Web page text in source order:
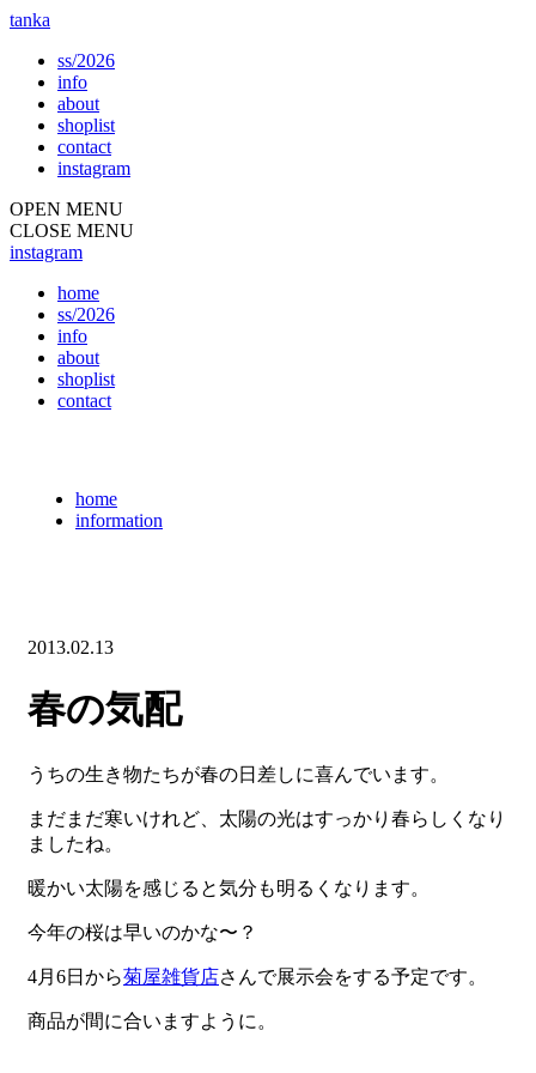
tanka
ss/2026
info
about
shoplist
contact
instagram
OPEN MENU
CLOSE MENU
instagram
home
ss/2026
info
about
shoplist
contact
home
information
2013.02.13
春の気配
うちの生き物たちが春の日差しに喜んでいます。
まだまだ寒いけれど、太陽の光はすっかり春らしくなり
ましたね。
暖かい太陽を感じると気分も明るくなります。
今年の桜は早いのかな〜？
4月6日から菊屋雑貨店さんで展示会をする予定です。
商品が間に合いますように。